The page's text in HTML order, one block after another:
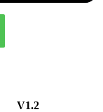
V1.2